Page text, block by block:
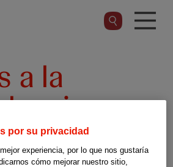
a la
y
por su privacidad
experiencia, por lo que nos gustaría
cómo mejorar nuestro sitio,